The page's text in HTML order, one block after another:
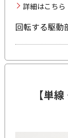
詳細はこちら
回転する駆動
【単